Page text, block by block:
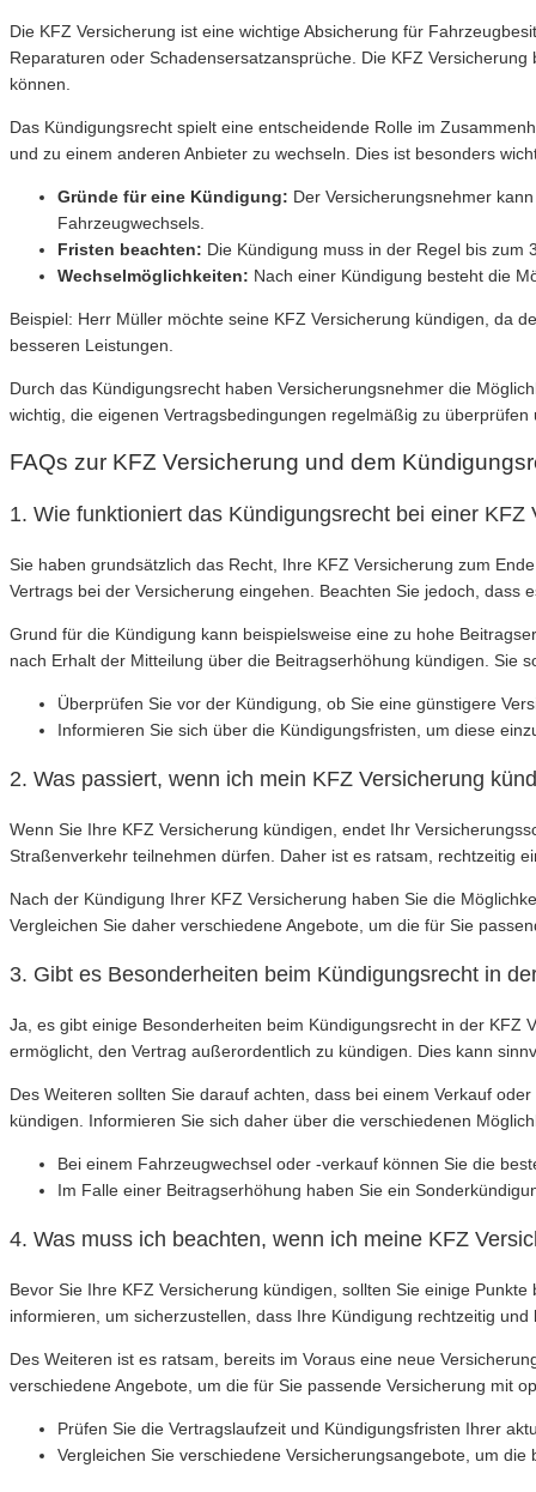
Die KFZ Versicherung ist eine wichtige Absicherung für
Reparaturen oder Schadensersatzansprüche. Die KFZ
können.
Das Kündigungsrecht spielt eine entscheidende Rolle im
und zu einem anderen Anbieter zu wechseln. Dies ist besonders
Gründe für eine Kündigung: Der Versicherungsnehmer
Fahrzeugwechsels.
Fristen beachten: Die Kündigung muss in der Regel bis
Wechselmöglichkeiten: Nach einer Kündigung besteht die
Beispiel: Herr Müller möchte seine KFZ Versicherung kündigen, da
besseren Leistungen.
Durch das Kündigungsrecht haben Versicherungsnehmer die
wichtig, die eigenen Vertragsbedingungen regelmäßig zu
FAQs zur KFZ Versicherung und dem
1. Wie funktioniert das Kündigungsrecht bei einer KFZ
Sie haben grundsätzlich das Recht, Ihre KFZ Versicherung zum
Vertrags bei der Versicherung eingehen. Beachten Sie jedoch,
Grund für die Kündigung kann beispielsweise eine zu hohe
nach Erhalt der Mitteilung über die Beitragserhöhung kündigen. Sie
Überprüfen Sie vor der Kündigung, ob Sie eine günstigere
Informieren Sie sich über die Kündigungsfristen, um diese
2. Was passiert, wenn ich mein KFZ Versicherung
Wenn Sie Ihre KFZ Versicherung kündigen, endet Ihr
Straßenverkehr teilnehmen dürfen. Daher ist es ratsam, rechtzeitig
Nach der Kündigung Ihrer KFZ Versicherung haben Sie die
Vergleichen Sie daher verschiedene Angebote, um die für Sie
3. Gibt es Besonderheiten beim Kündigungsrecht in
Ja, es gibt einige Besonderheiten beim Kündigungsrecht in der
ermöglicht, den Vertrag außerordentlich zu kündigen. Dies kann
Des Weiteren sollten Sie darauf achten, dass bei einem Verkauf
kündigen. Informieren Sie sich daher über die verschiedenen
Bei einem Fahrzeugwechsel oder -verkauf können Sie die
Im Falle einer Beitragserhöhung haben Sie ein
4. Was muss ich beachten, wenn ich meine KFZ
Bevor Sie Ihre KFZ Versicherung kündigen, sollten Sie einige
informieren, um sicherzustellen, dass Ihre Kündigung rechtzeitig und
Des Weiteren ist es ratsam, bereits im Voraus eine neue
verschiedene Angebote, um die für Sie passende Versicherung mit
Prüfen Sie die Vertragslaufzeit und Kündigungsfristen Ihrer
Vergleichen Sie verschiedene Versicherungsangebote, um